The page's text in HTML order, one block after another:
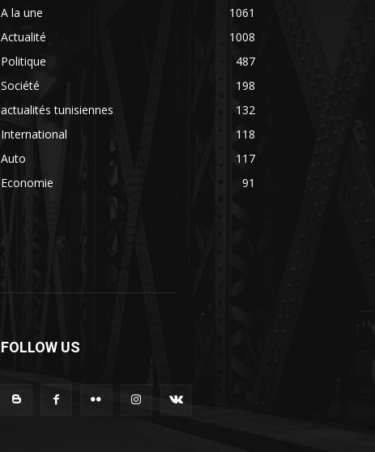
A la une
1061
Actualité
1008
Politique
487
Société
198
actualités tunisiennes
132
International
118
Auto
117
Economie
91
FOLLOW US